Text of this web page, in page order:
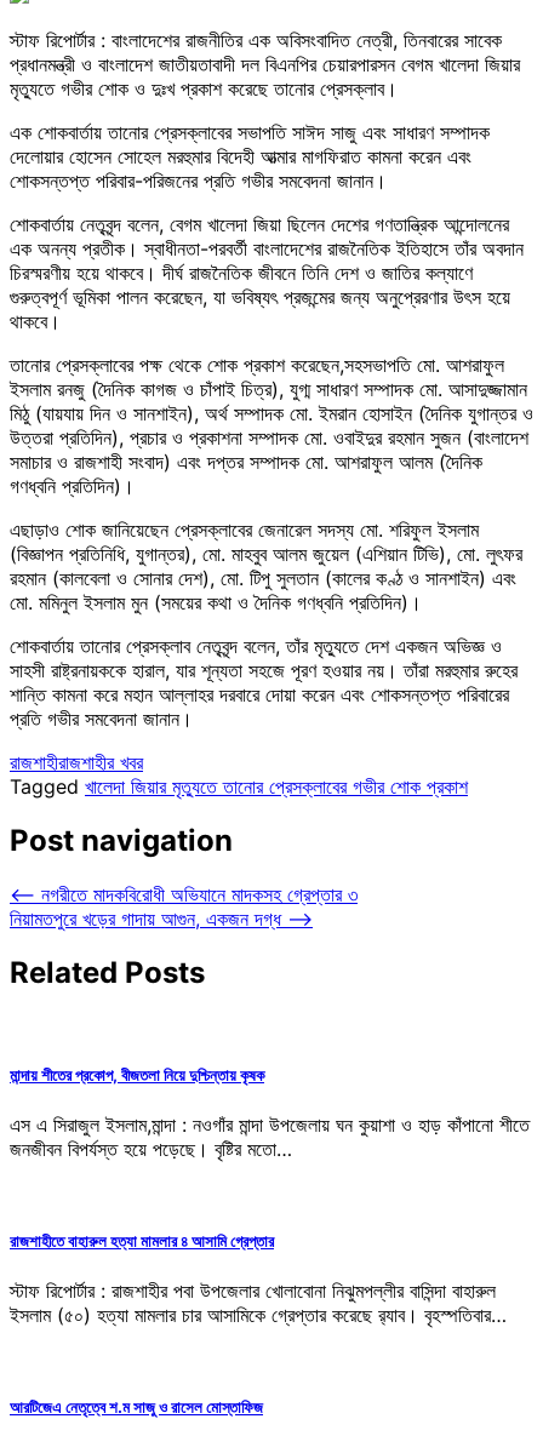
স্টাফ রিপোর্টার : বাংলাদেশের রাজনীতির এক অবিসংবাদিত নেত্রী, তিনবারের সাবেক
প্রধানমন্ত্রী ও বাংলাদেশ জাতীয়তাবাদী দল বিএনপির চেয়ারপারসন বেগম খালেদা জিয়ার
মৃত্যুতে গভীর শোক ও দুঃখ প্রকাশ করেছে তানোর প্রেসক্লাব।
এক শোকবার্তায় তানোর প্রেসক্লাবের সভাপতি সাঈদ সাজু এবং সাধারণ সম্পাদক
দেলোয়ার হোসেন সোহেল মরহুমার বিদেহী আত্মার মাগফিরাত কামনা করেন এবং
শোকসন্তপ্ত পরিবার-পরিজনের প্রতি গভীর সমবেদনা জানান।
শোকবার্তায় নেতৃবৃন্দ বলেন, বেগম খালেদা জিয়া ছিলেন দেশের গণতান্ত্রিক আন্দোলনের
এক অনন্য প্রতীক। স্বাধীনতা-পরবর্তী বাংলাদেশের রাজনৈতিক ইতিহাসে তাঁর অবদান
চিরস্মরণীয় হয়ে থাকবে। দীর্ঘ রাজনৈতিক জীবনে তিনি দেশ ও জাতির কল্যাণে
গুরুত্বপূর্ণ ভূমিকা পালন করেছেন, যা ভবিষ্যৎ প্রজন্মের জন্য অনুপ্রেরণার উৎস হয়ে
থাকবে।
তানোর প্রেসক্লাবের পক্ষ থেকে শোক প্রকাশ করেছেন,সহসভাপতি মো. আশরাফুল
ইসলাম রনজু (দৈনিক কাগজ ও চাঁপাই চিত্র), যুগ্ম সাধারণ সম্পাদক মো. আসাদুজ্জামান
মিঠু (যায়যায় দিন ও সানশাইন), অর্থ সম্পাদক মো. ইমরান হোসাইন (দৈনিক যুগান্তর ও
উত্তরা প্রতিদিন), প্রচার ও প্রকাশনা সম্পাদক মো. ওবাইদুর রহমান সুজন (বাংলাদেশ
সমাচার ও রাজশাহী সংবাদ) এবং দপ্তর সম্পাদক মো. আশরাফুল আলম (দৈনিক
গণধ্বনি প্রতিদিন)।
এছাড়াও শোক জানিয়েছেন প্রেসক্লাবের জেনারেল সদস্য মো. শরিফুল ইসলাম
(বিজ্ঞাপন প্রতিনিধি, যুগান্তর), মো. মাহবুব আলম জুয়েল (এশিয়ান টিভি), মো. লুৎফর
রহমান (কালবেলা ও সোনার দেশ), মো. টিপু সুলতান (কালের কণ্ঠ ও সানশাইন) এবং
মো. মমিনুল ইসলাম মুন (সময়ের কথা ও দৈনিক গণধ্বনি প্রতিদিন)।
শোকবার্তায় তানোর প্রেসক্লাব নেতৃবৃন্দ বলেন, তাঁর মৃত্যুতে দেশ একজন অভিজ্ঞ ও
সাহসী রাষ্ট্রনায়ককে হারাল, যার শূন্যতা সহজে পূরণ হওয়ার নয়। তাঁরা মরহুমার রুহের
শান্তি কামনা করে মহান আল্লাহর দরবারে দোয়া করেন এবং শোকসন্তপ্ত পরিবারের
প্রতি গভীর সমবেদনা জানান।
রাজশাহীরাজশাহীর খবর
Tagged খালেদা জিয়ার মৃত্যুতে তানোর প্রেসক্লাবের গভীর শোক প্রকাশ
Post navigation
⟵ নগরীতে মাদকবিরোধী অভিযানে মাদকসহ গ্রেপ্তার ৩
নিয়ামতপুরে খড়ের গাদায় আগুন, একজন দগ্ধ ⟶
Related Posts
মান্দায় শীতের প্রকোপ, বীজতলা নিয়ে দুশ্চিন্তায় কৃষক
এস এ সিরাজুল ইসলাম,মান্দা : নওগাঁর মান্দা উপজেলায় ঘন কুয়াশা ও হাড় কাঁপানো শীতে
জনজীবন বিপর্যস্ত হয়ে পড়েছে। বৃষ্টির মতো…
রাজশাহীতে বাহারুল হত্যা মামলার ৪ আসামি গ্রেপ্তার
স্টাফ রিপোর্টার : রাজশাহীর পবা উপজেলার খোলাবোনা নিঝুমপল্লীর বাসিন্দা বাহারুল
ইসলাম (৫০) হত্যা মামলার চার আসামিকে গ্রেপ্তার করেছে র‌্যাব। বৃহস্পতিবার…
আরটিজেএ নেতৃত্বে শ.ম সাজু ও রাসেল মোস্তাফিজ